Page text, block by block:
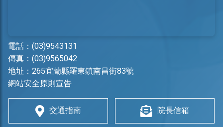
電話： (03)9543131
傳真：(03)9565042
地址： 265宜蘭縣羅東鎮南昌街83號
網站安全原則宣告
交通指南 院長信箱